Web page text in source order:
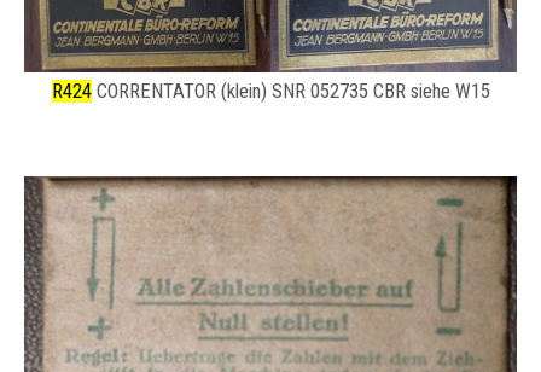
R424CORRENTATOR (klein) SNR 052735 CBR siehe W15